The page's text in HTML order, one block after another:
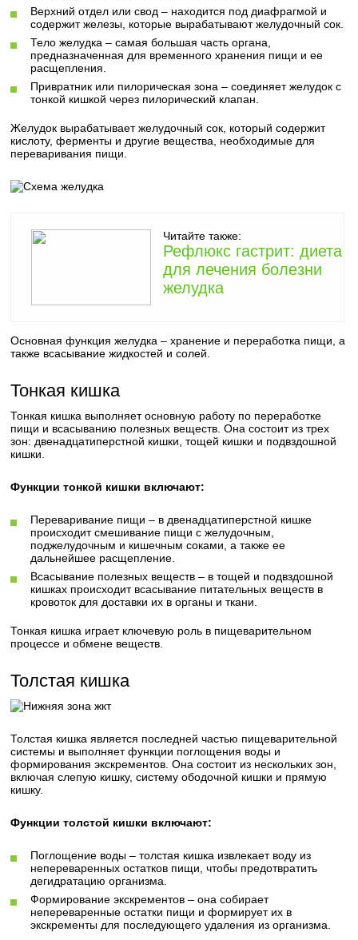
Верхний отдел или свод – находится под диафрагмой и
содержит железы, которые вырабатывают желудочный сок.
Тело желудка – самая большая часть органа,
предназначенная для временного хранения пищи и ее
расщепления.
Привратник или пилорическая зона – соединяет желудок с
тонкой кишкой через пилорический клапан.
Желудок вырабатывает желудочный сок, который содержит
кислоту, ферменты и другие вещества, необходимые для
переваривания пищи.
Читайте также:
Рефлюкс гастрит: диета
для лечения болезни
желудка
Основная функция желудка – хранение и переработка пищи, а
также всасывание жидкостей и солей.
Тонкая кишка
Тонкая кишка выполняет основную работу по переработке
пищи и всасыванию полезных веществ. Она состоит из трех
зон: двенадцатиперстной кишки, тощей кишки и подвздошной
кишки.
Функции тонкой кишки включают:
Переваривание пищи – в двенадцатиперстной кишке
происходит смешивание пищи с желудочным,
поджелудочным и кишечным соками, а также ее
дальнейшее расщепление.
Всасывание полезных веществ – в тощей и подвздошной
кишках происходит всасывание питательных веществ в
кровоток для доставки их в органы и ткани.
Тонкая кишка играет ключевую роль в пищеварительном
процессе и обмене веществ.
Толстая кишка
Толстая кишка является последней частью пищеварительной
системы и выполняет функции поглощения воды и
формирования экскрементов. Она состоит из нескольких зон,
включая слепую кишку, систему ободочной кишки и прямую
кишку.
Функции толстой кишки включают:
Поглощение воды – толстая кишка извлекает воду из
непереваренных остатков пищи, чтобы предотвратить
дегидратацию организма.
Формирование экскрементов – она собирает
непереваренные остатки пищи и формирует их в
экскременты для последующего удаления из организма.